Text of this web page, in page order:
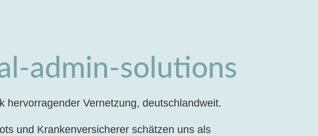
admin-solutions
Vernetzung, deutschlandweit.
und Krankenversicherer schätzen uns als